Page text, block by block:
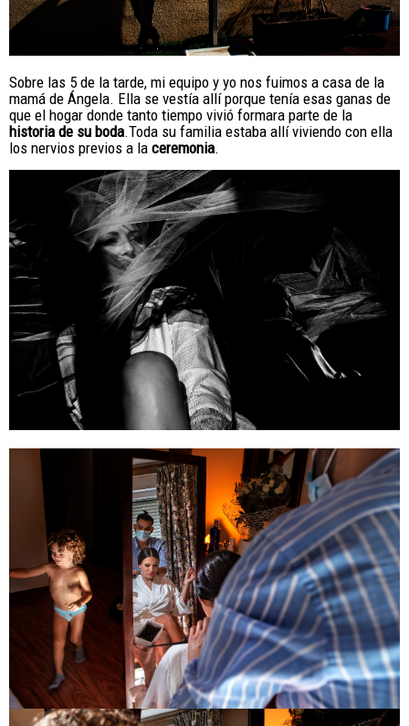
Sobre las 5 de la tarde, mi equipo y yo nos fuimos a casa de la
mamá de Ángela. Ella se vestía allí porque tenía esas ganas de
que el hogar donde tanto tiempo vivió formara parte de la
historia de su boda.Toda su familia estaba allí viviendo con ella
los nervios previos a la ceremonia.